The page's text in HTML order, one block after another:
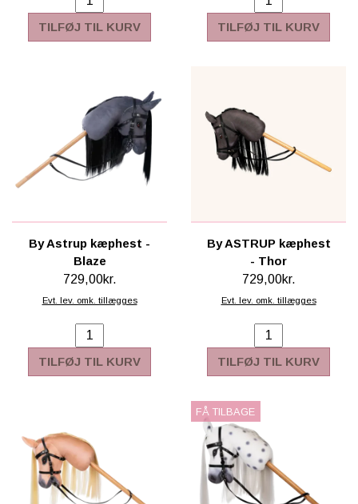
TILFØJ TIL KURV TILFØJ TIL KURV
By Astrup kæphest -
Blaze
729,00kr.
Evt. lev. omk. tillægges
TILFØJ TIL KURV
By ASTRUP kæphest
- Thor
729,00kr.
Evt. lev. omk. tillægges
TILFØJ TIL KURV
FÅ TILBAGE